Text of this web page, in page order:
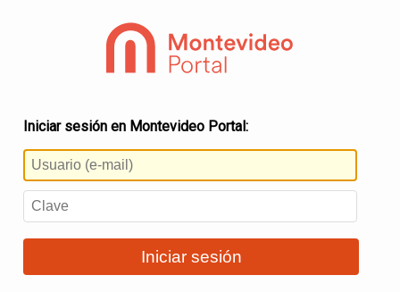
Iniciar sesión en Montevideo Portal:
Iniciar sesión